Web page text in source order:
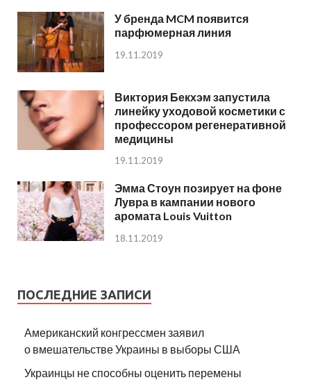
У бренда MCM появится
парфюмерная линия
19.11.2019
Виктория Бекхэм запустила
линейку уходовой косметики с
профессором регенеративной
медицины
19.11.2019
Эмма Стоун позирует на фоне
Лувра в кампании нового
аромата Louis Vuitton
18.11.2019
ПОСЛЕДНИЕ ЗАПИСИ
Американский конгрессмен заявил
о вмешательстве Украины в выборы США
Украинцы не способны оценить перемены